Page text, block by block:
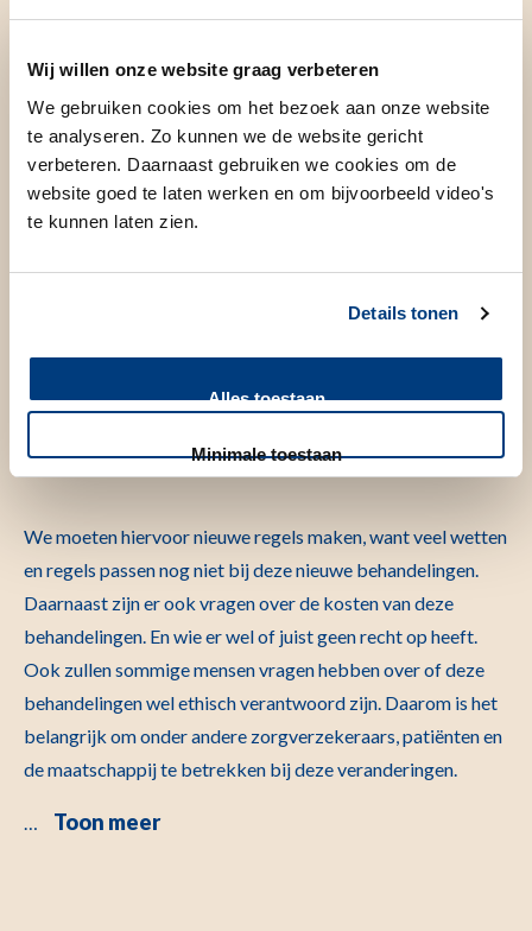
Wij willen onze website graag verbeteren
We gebruiken cookies om het bezoek aan onze website
te analyseren. Zo kunnen we de website gericht
verbeteren. Daarnaast gebruiken we cookies om de
website goed te laten werken en om bijvoorbeeld video's
te kunnen laten zien.
Details tonen
Alles toestaan
Minimale toestaan
Regeneratieve geneeskunde
verandert ons zorgsysteem en de
maatschappij
Patiënten hoeven dan niet meer hun hele leven bij het
gentherapie of door hun weefsels te repareren en zijn dan
helemaal genezen.
We moeten hiervoor nieuwe regels maken, want veel wetten
en regels passen nog niet bij deze nieuwe behandelingen.
Daarnaast zijn er ook vragen over de kosten van deze
behandelingen. En wie er wel of juist geen recht op heeft.
Ook zullen sommige mensen vragen hebben over of deze
behandelingen wel ethisch verantwoord zijn. Daarom is het
belangrijk om onder andere zorgverzekeraars, patiënten en
de maatschappij te betrekken bij deze veranderingen.
Toon meer